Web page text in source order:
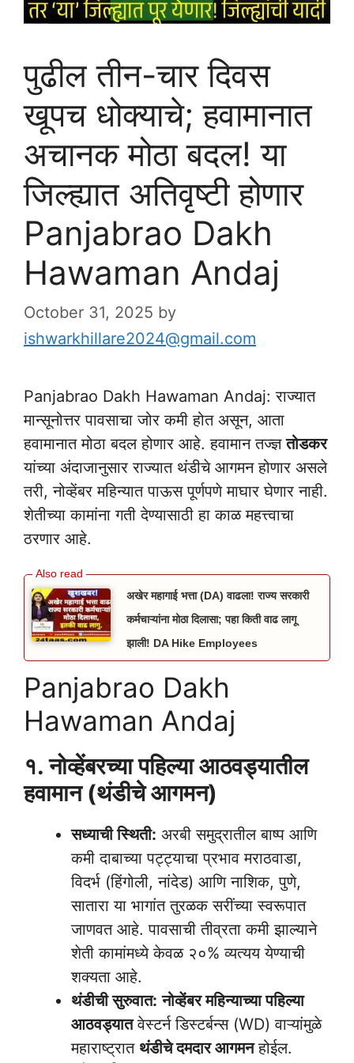
पुढील तीन-चार दिवस
खूपच धोक्याचे; हवामानात
अचानक मोठा बदल! या
जिल्ह्यात अतिवृष्टी होणार
Panjabrao Dakh
Hawaman Andaj
October 31, 2025 by
ishwarkhillare2024@gmail.com
Panjabrao Dakh Hawaman Andaj: राज्यात
मान्सूनोत्तर पावसाचा जोर कमी होत असून, आता
हवामानात मोठा बदल होणार आहे. हवामान तज्ज्ञतोडकर
यांच्या अंदाजानुसार राज्यात थंडीचे आगमन होणार असले
तरी, नोव्हेंबर महिन्यात पाऊस पूर्णपणे माघार घेणार नाही.
शेतीच्या कामांना गती देण्यासाठी हा काळ महत्त्वाचा
ठरणार आहे.
अखेर महागाई भत्ता (DA) वाढला! राज्य सरकारी
कर्मचाऱ्यांना मोठा दिलासा; पहा किती वाढ लागू
झाली! DA Hike Employees
Panjabrao Dakh
Hawaman Andaj
१. नोव्हेंबरच्या पहिल्या आठवड्यातील
हवामान (थंडीचे आगमन)
सध्याची स्थिती: अरबी समुद्रातील बाष्प आणि
कमी दाबाच्या पट्ट्याचा प्रभाव मराठवाडा,
विदर्भ (हिंगोली, नांदेड) आणि नाशिक, पुणे,
सातारा या भागांत तुरळक सरींच्या स्वरूपात
जाणवत आहे. पावसाची तीव्रता कमी झाल्याने
शेती कामांमध्ये केवळ २०% व्यत्यय येण्याची
शक्यता आहे.
थंडीची सुरुवात: नोव्हेंबर महिन्याच्या पहिल्या
आठवड्यातवेस्टर्न डिस्टर्बन्स (WD) वाऱ्यांमुळे
महाराष्ट्रात थंडीचे दमदार आगमनहोईल.